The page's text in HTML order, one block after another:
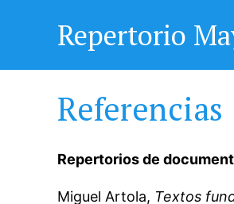
Repertorio
Referencias
Repertorios de
Miguel Artola, Textos